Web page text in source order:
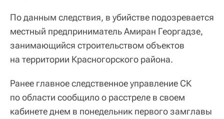
По данным следствия, в убийстве подозревается
местный предприниматель Амиран Георгадзе,
занимающийся строительством объектов
на территории Красногорского района.
Ранее главное следственное управление СК
по области сообщило о расстреле в своем
кабинете днем в понедельник первого замглавы